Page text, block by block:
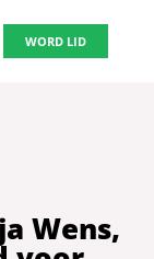
WORD LID
Wens,